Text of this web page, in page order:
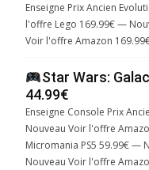
Enseigne Prix Ancien
l'offre Lego 169.99€ —
Voir l'offre Amazon
Star Wars:
44.99€
Enseigne Console Prix
Nouveau Voir l'offre
Micromania PS5 59.99€ —
Nouveau Voir l'offre